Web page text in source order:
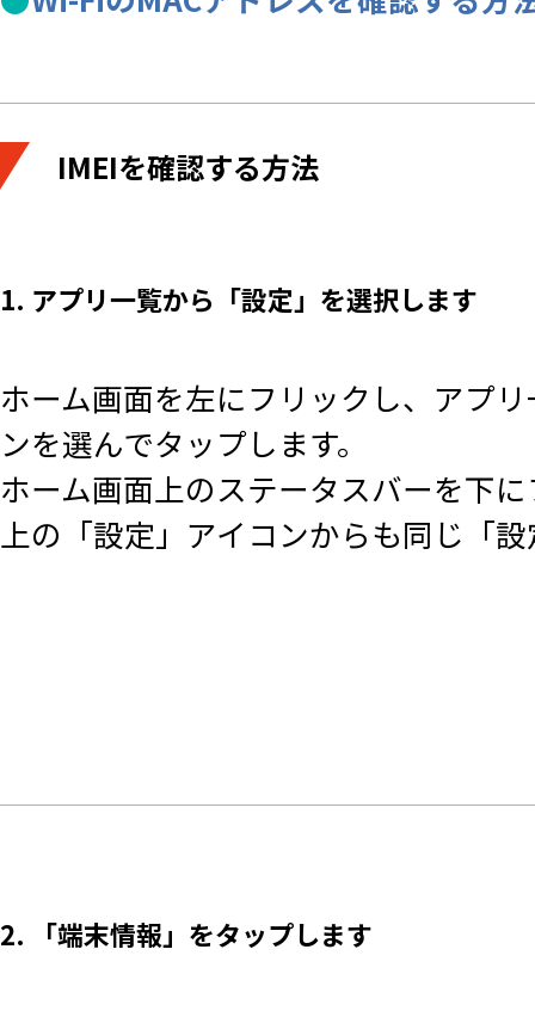
IMEIを確認する方法
1. アプリ一覧から「設定」を選択します
ホーム画面を左にフリックし、アプ
ンを選んでタップします。
ホーム画面上のステータスバーを下
上の「設定」アイコンからも同じ「
2. 「端末情報」をタップします